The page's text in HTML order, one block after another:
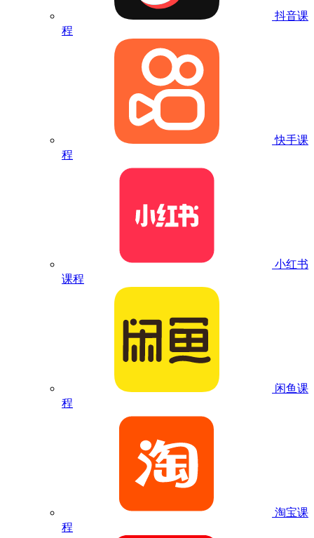
抖音课
程
快手课
程
小红书
课程
闲鱼课
程
淘宝课
程